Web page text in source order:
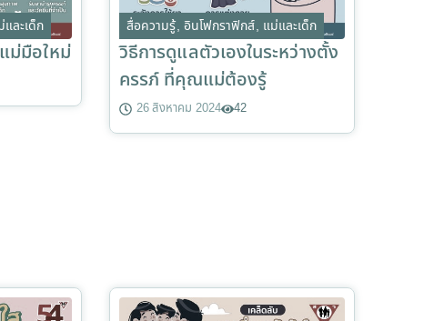
และเด็ก
ม่มือใหม่
สื่อความรู้, อินโฟกราฟิกส์, แม่และเด็ก
วิธีการดูแลตัวเองในระหว่างตั้ง
ครรภ์ ที่คุณแม่ต้องรู้
26 สิงหาคม 2024 42